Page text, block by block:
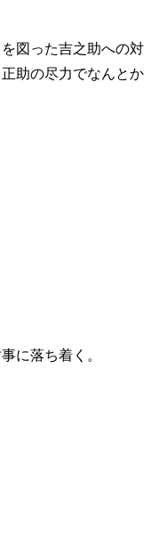
図った吉之助への対
助の尽力でなんとか
に落ち着く。